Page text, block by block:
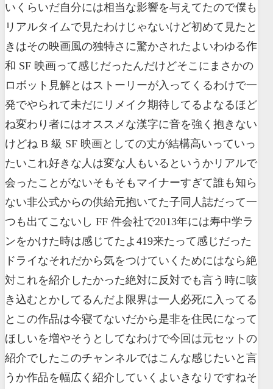
いくらいだ自分には相当な影響を与えてたので僕も
リアルタイムで見たわけじゃないけど初めて見たと
きはその映画風の独特さに驚かされたよいわゆる作
和 SF 映画って感じだったんだけどそこにまさかの
ロボット見解とはストーリーが入ってくるわけで一
発でやられて未だにリメイク期待してるよなるほど
ね変わり者にはオススメな漢字に音を強く抱きない
けどね B 級 SF 映画としての丈が結構高いっていっ
たいこれ好きな人は変な人もいるというかリアルで
会ったことがないそもそもマイナーすぎて誰も知ら
ない非公式からの供給元抱いてた子同人誌だって一
つも出てこないし FF 件会社で2013年には寿中学ラ
ンをかけた時は感じてたよ419来たって感じだった
ドライなそれだから気をつけていくためにはなら絶
対これを紹介したかった絶対に反対でも言う時に咳
き込むとかしてるんだよ限界は一人必死に入ってる
とこの作品は今寝てないだから是非を住民になって
ほしいを増やそうとしてなわけで今回は元セットの
紹介でしたこのチャンネルではこんな感じたいと言
うか作品を幅広く紹介していくよいきなりですねそ